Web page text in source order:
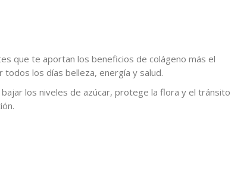
que te aportan los beneficios de colágeno más el
los días belleza, energía y salud.
los niveles de azúcar, protege la flora y el tránsito